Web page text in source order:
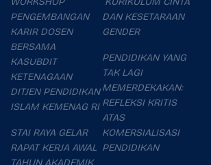
PENGEMBANGAN
KARIR DOSEN
BERSAMA
KASUBDIT
KETENAGAAN
DITJEN PENDIDIKAN
ISLAM KEMENAG RI
STAI RAYA GELAR
RAPAT KERJA AWAL
DAN KESETARAAN
GENDER
PENDIDIKAN YANG
TAK LAGI
MEMERDEKAKAN:
REFLEKSI KRITIS
ATAS
KOMERSIALISASI
PENDIDIKAN